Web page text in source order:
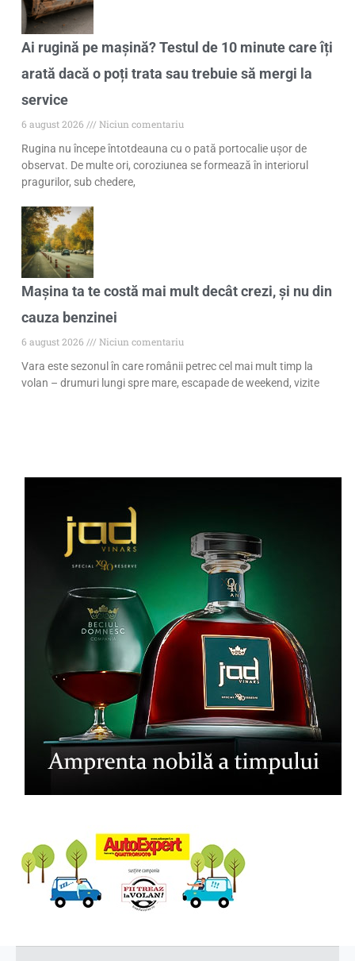
Ai rugină pe mașină? Testul de 10 minute care îți
arată dacă o poți trata sau trebuie să mergi la
service
6 august 2026
Niciun comentariu
Rugina nu începe întotdeauna cu o pată portocalie ușor de
observat. De multe ori, coroziunea se formează în interiorul
pragurilor, sub chedere,
Mașina ta te costă mai mult decât crezi, și nu din
cauza benzinei
6 august 2026
Niciun comentariu
Vara este sezonul în care românii petrec cel mai mult timp la
volan – drumuri lungi spre mare, escapade de weekend, vizite